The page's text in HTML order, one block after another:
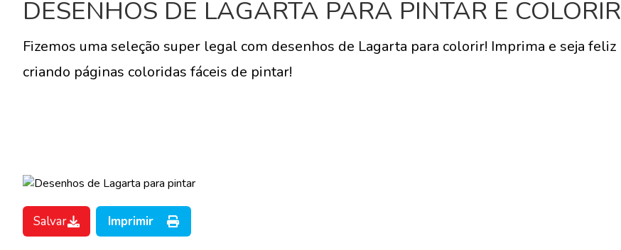
DESENHOS DE LAGARTA PARA PINTAR E COLORIR
Fizemos uma seleção super legal com desenhos de Lagarta para colorir! Imprima e seja feliz
criando páginas coloridas fáceis de pintar!
Salvar Imprimir